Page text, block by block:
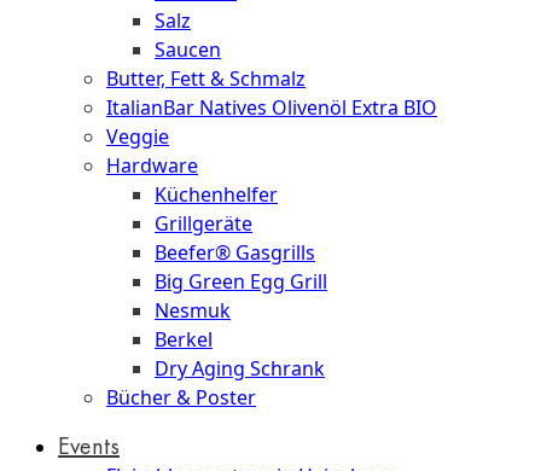
Salz
Saucen
Butter, Fett & Schmalz
ItalianBar Natives Olivenöl Extra BIO
Veggie
Hardware
Küchenhelfer
Grillgeräte
Beefer® Gasgrills
Big Green Egg Grill
Nesmuk
Berkel
Dry Aging Schrank
Bücher & Poster
Events